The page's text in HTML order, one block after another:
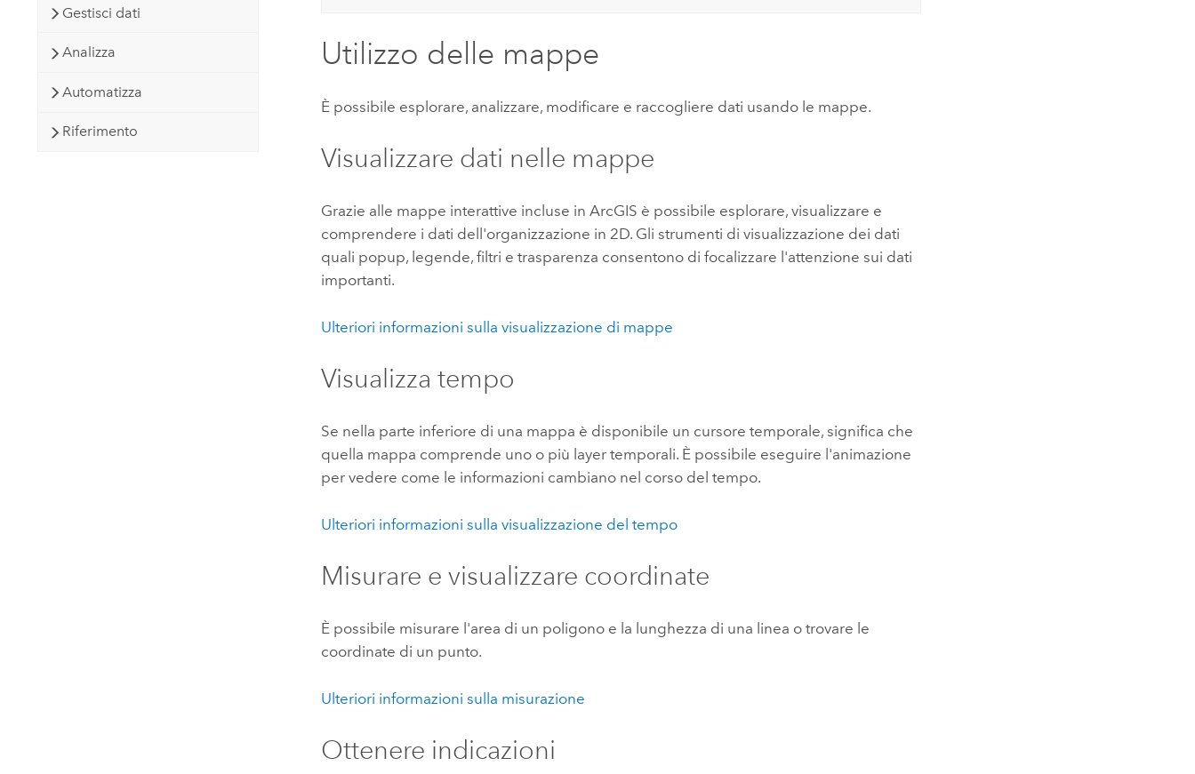
Gestisci dati
Analizza
Automatizza
Riferimento
Utilizzo delle mappe
È possibile esplorare, analizzare, modificare e raccogliere dati usando le mappe.
Visualizzare dati nelle mappe
Grazie alle mappe interattive incluse in ArcGIS è possibile esplorare, visualizzare e
comprendere i dati dell'organizzazione in 2D. Gli strumenti di visualizzazione dei dati
quali popup, legende, filtri e trasparenza consentono di focalizzare l'attenzione sui dati
importanti.
Ulteriori informazioni sulla visualizzazione di mappe
Visualizza tempo
Se nella parte inferiore di una mappa è disponibile un cursore temporale, significa che
quella mappa comprende uno o più layer temporali. È possibile eseguire l'animazione
per vedere come le informazioni cambiano nel corso del tempo.
Ulteriori informazioni sulla visualizzazione del tempo
Misurare e visualizzare coordinate
È possibile misurare l'area di un poligono e la lunghezza di una linea o trovare le
coordinate di un punto.
Ulteriori informazioni sulla misurazione
Ottenere indicazioni